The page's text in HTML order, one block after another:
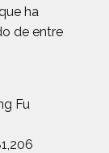
ha
de entre
Fu